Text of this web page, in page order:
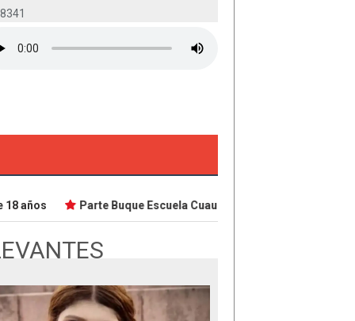
años Parte Buque Escuela Cuauhtémoc en viaje de